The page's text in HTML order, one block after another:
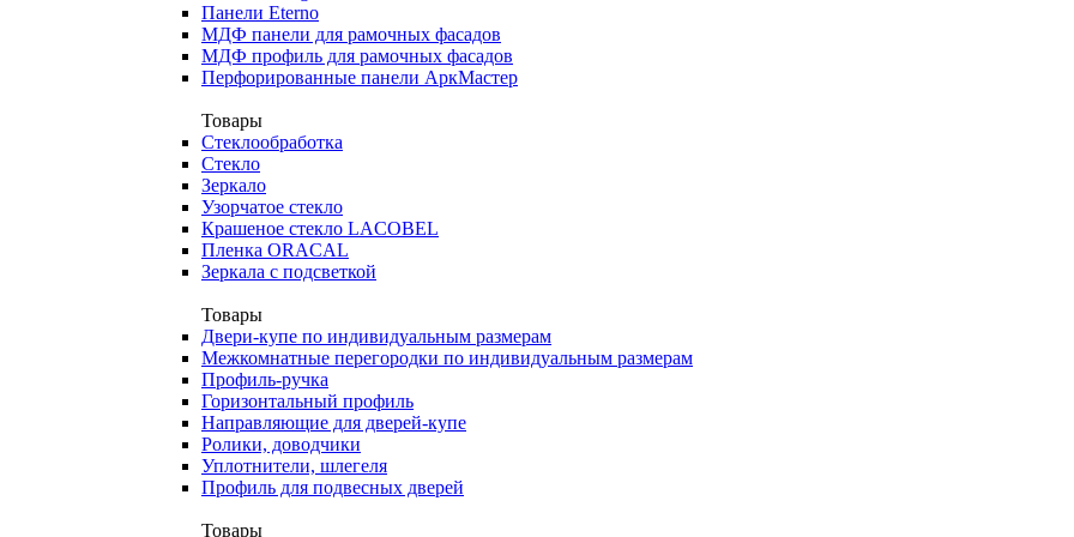
Панели Eterno
МДФ панели для рамочных фасадов
МДФ профиль для рамочных фасадов
Перфорированные панели АркМастер
Товары
Стеклообработка
Стекло
Зеркало
Узорчатое стекло
Крашеное стекло LACOBEL
Пленка ORACAL
Зеркала с подсветкой
Товары
Двери-купе по индивидуальным размерам
Межкомнатные перегородки по индивидуальным размерам
Профиль-ручка
Горизонтальный профиль
Направляющие для дверей-купе
Ролики, доводчики
Уплотнители, шлегеля
Профиль для подвесных дверей
Товары